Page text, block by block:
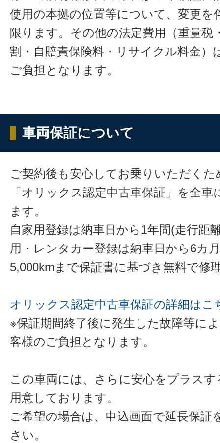
使用の本拠の位置等について、変更を
限ります。その他の法定費用（重量税
割・自賠責保険料・リサイクル料金）
ご負担となります。
車両保証について
ご契約後も安心してお乗りいただくた
「オリックス認定中古車保証」を全
ます。
自家用登録は納車日から1年間(走行距
用・レンタカー登録は納車日から6カ
5,000kmまで保証書に基づき無料で修
オリックス認定中古車保証の詳細はこ
※保証期間終了後に発生した故障等に
客様のご負担となります。
この車両には、さらに安心をプラス
用意しております。
ご希望の場合は、申込画面で延長保証
さい。